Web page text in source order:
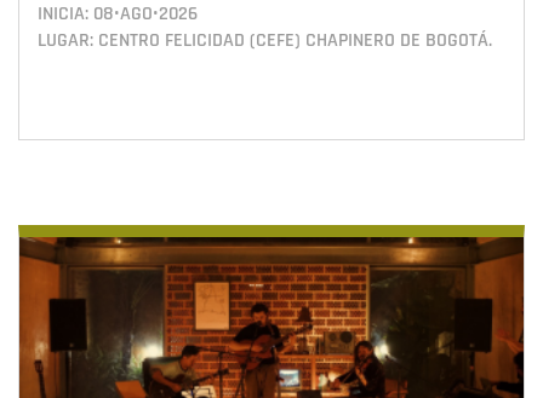
INICIA: 08•AGO•2026
LUGAR: CENTRO FELICIDAD (CEFE) CHAPINERO DE BOGOTÁ.